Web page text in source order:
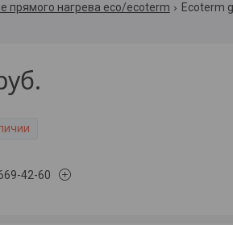
прямого нагрева eco/ecoterm
42-60